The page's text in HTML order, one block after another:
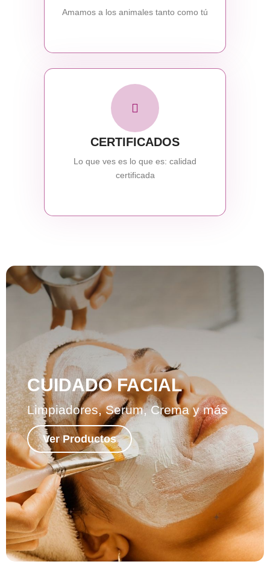
Amamos a los animales tanto como tú
CERTIFICADOS
Lo que ves es lo que es: calidad
certificada
CUIDADO FACIAL
Limpiadores, Serum, Crema y más
Ver Productos